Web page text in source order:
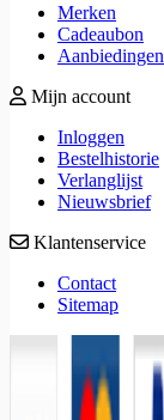
Merken
Cadeaubon
Aanbiedingen
Mijn account
Inloggen
Bestelhistorie
Verlanglijst
Nieuwsbrief
Klantenservice
Contact
Sitemap